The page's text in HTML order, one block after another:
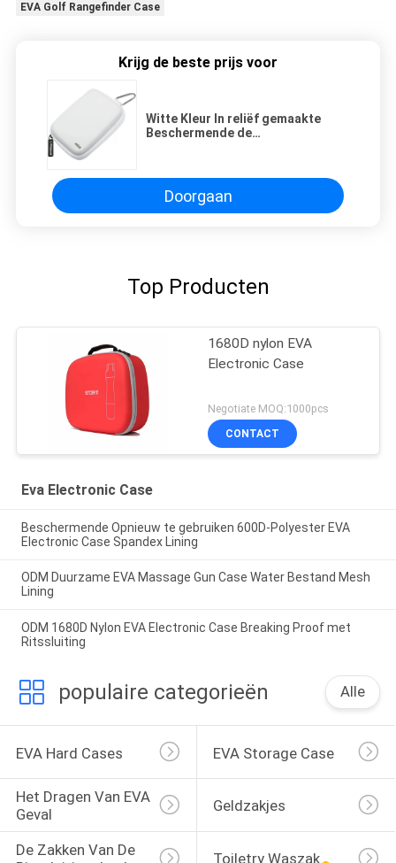
EVA Golf Rangefinder Case
Krijg de beste prijs voor
Witte Kleur In reliëf gemaakte
Beschermende de
Doorgaan
Top Producten
1680D nylon EVA
Electronic Case
Negotiate MOQ:1000pcs
CONTACT
Eva Electronic Case
Beschermende Opnieuw te gebruiken 600D-Polyester EVA
Electronic Case Spandex Lining
ODM Duurzame EVA Massage Gun Case Water Bestand Mesh
Lining
ODM 1680D Nylon EVA Electronic Case Breaking Proof met
Ritssluiting
populaire categorieën Alle
EVA Hard Cases EVA Storage Case
Het Dragen Van EVA
Geval
Geldzakjes
De Zakken Van De
Toiletry Waszak